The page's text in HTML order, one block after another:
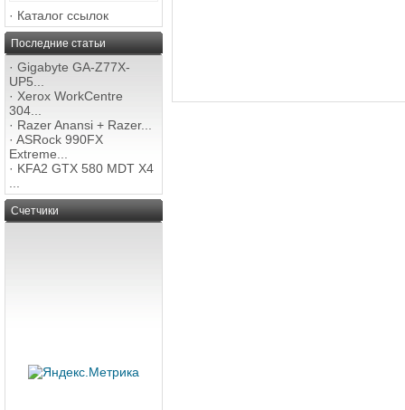
· Каталог ссылок
Последние статьи
· Gigabyte GA-Z77X-
UP5...
· Xerox WorkCentre
304...
· Razer Anansi + Razer...
· ASRock 990FX
Extreme...
· KFA2 GTX 580 MDT X4
Счетчики